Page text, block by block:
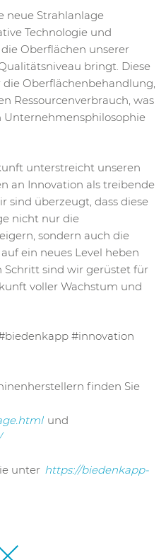
neue Strahlanlage
Technologie und
Oberflächen unserer
bringt. Diese
Oberflächenbehandlung,
Ressourcenverbrauch, was
unterstreicht unseren
an Innovation als treibende
sind überzeugt, dass diese
nicht nur die
sondern auch die
ein neues Level heben
sind wir gerüstet für
voller Wachstum und
#innovation
finden Sie
und
unter https://biedenkapp-